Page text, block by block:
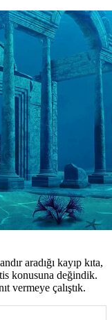
aradığı kayıp kıta,
konusuna değindik.
vermeye çalıştık.